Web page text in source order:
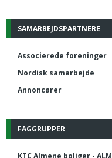
SAMARBEJDSPARTNERE
Associerede foreninger
Nordisk samarbejde
Annoncører
FAGGRUPPER
KTC Almene boliger - ALM